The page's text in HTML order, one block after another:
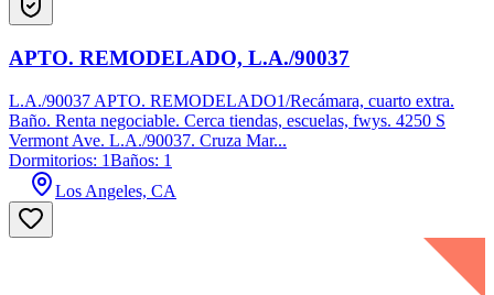
APTO. REMODELADO, L.A./90037
L.A./90037 APTO. REMODELADO1/Recámara, cuarto extra.
Baño. Renta negociable. Cerca tiendas, escuelas, fwys. 4250 S
Vermont Ave. L.A./90037. Cruza Mar...
Dormitorios: 1Baños: 1
Los Angeles, CA